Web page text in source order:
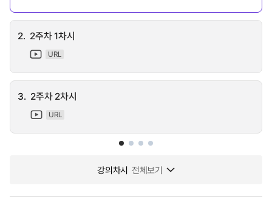
2. 2주차 1차시
URL
3. 2주차 2차시
URL
강의차시 전체보기